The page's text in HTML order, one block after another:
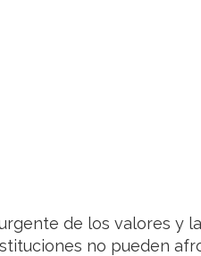
de los valores y
no pueden